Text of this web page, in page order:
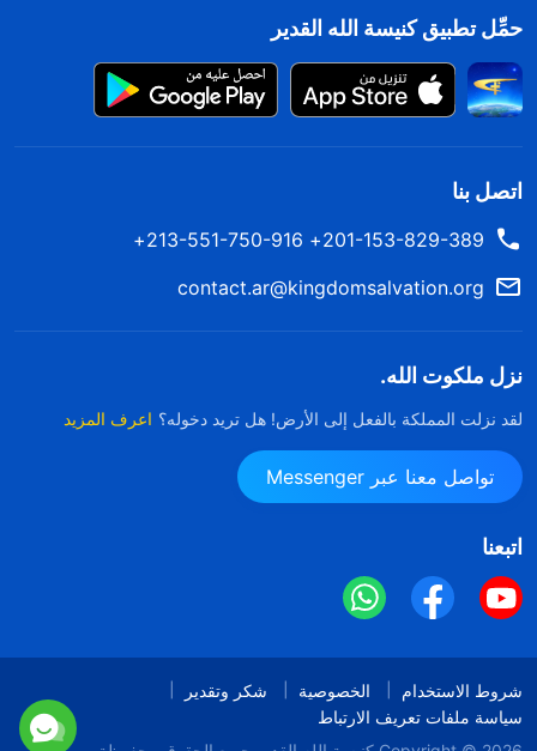
حمِّل تطبيق كنيسة الله القدير
اتصل بنا
201-153-829-389+ 213-551-750-916+
contact.ar@kingdomsalvation.org
نزل ملكوت الله.
لقد نزلت المملكة بالفعل إلى الأرض! هل تريد دخوله؟ اعرف المزيد
تواصل معنا عبر Messenger
اتبعنا
شروط الاستخدام الخصوصية
شكر وتقدير
سياسة ملفات تعريف الارتباط